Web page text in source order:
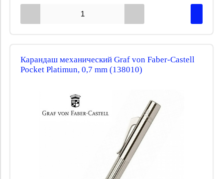
Карандаш механический Graf von Faber-Castell
Pocket Platimun, 0,7 mm (138010)